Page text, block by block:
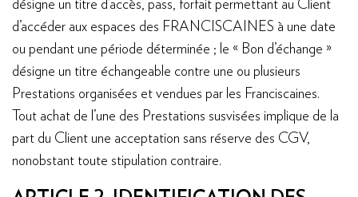
désigne un titre d’accès, pass, forfait permettant au Client
d’accéder aux espaces des FRANCISCAINES à une date
ou pendant une période déterminée ; le « Bon d’échange »
désigne un titre échangeable contre une ou plusieurs
Prestations organisées et vendues par les Franciscaines.
Tout achat de l’une des Prestations susvisées implique de la
part du Client une acceptation sans réserve des CGV,
nonobstant toute stipulation contraire.